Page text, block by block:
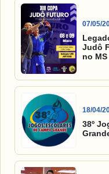
07/05/
Judô
no MS
18/04/
38º